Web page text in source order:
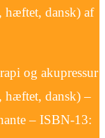
hæftet, dansk) af
og akupressur
hæftet, dansk) –
– ISBN-13: